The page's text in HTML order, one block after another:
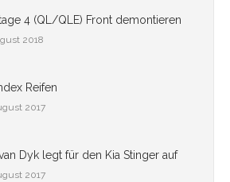
4 (QL/QLE) Front demontieren
2018
Reifen
2017
Dyk legt für den Kia Stinger auf
2017